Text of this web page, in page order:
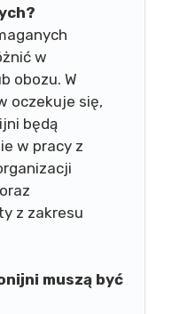
w
obozu. W
oczekuje się,
będą
w pracy z
z zakresu
muszą być